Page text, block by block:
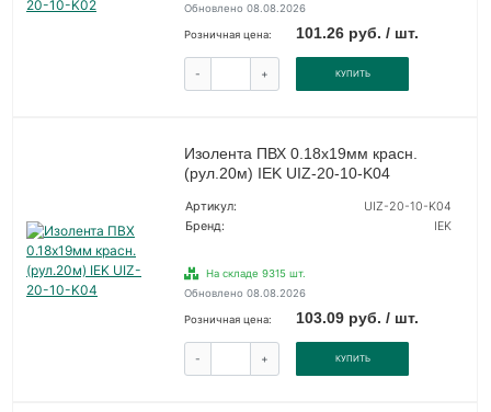
Обновлено 08.08.2026
Розничная цена: 101.26 руб. / шт.
- + КУПИТЬ
Изолента ПВХ 0.18х19мм красн.
(рул.20м) IEK UIZ-20-10-K04
Артикул:
UIZ-20-10-K04
Бренд:
IEK
На складе 9315 шт.
Обновлено 08.08.2026
Розничная цена: 103.09 руб. / шт.
- + КУПИТЬ